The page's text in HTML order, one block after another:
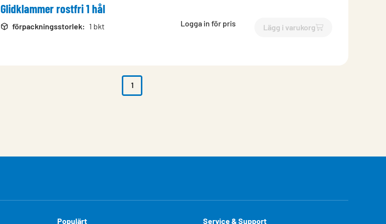
Glidklammer rostfri 1 hål
förpackningsstorlek: 1 bkt Logga in för pris Lägg i varukorg
`$Lägg till
1
Populärt Service & Support